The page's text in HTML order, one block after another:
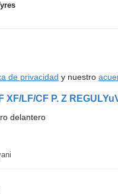
de privacidad y nuestro
delantero